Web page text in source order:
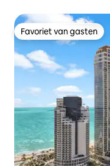
Favoriet van gasten
Favoriet van gasten